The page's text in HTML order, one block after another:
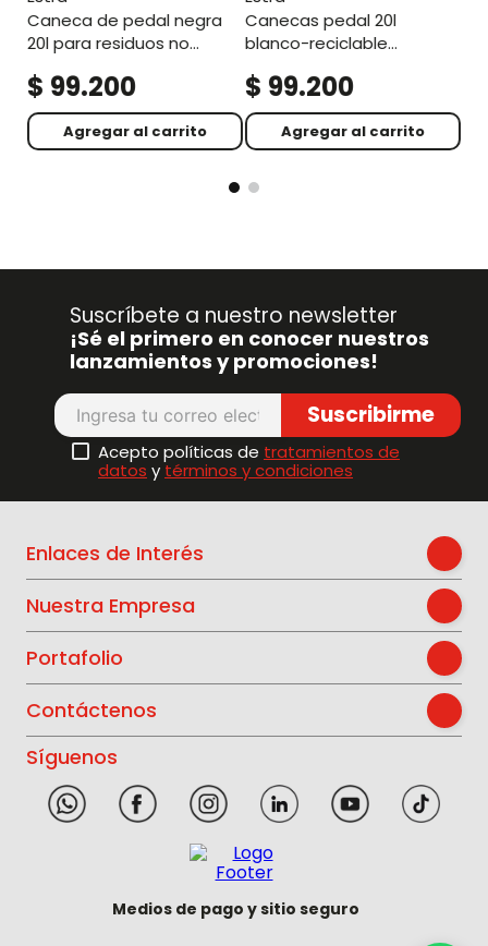
caneca de pedal negra
20l para residuos no
$ 99.200
Agregar al carrito
canecas pedal 20l
blanco-reciclable
$ 99.200
Agregar al carrito
Suscríbete a nuestro newsletter
¡Sé el primero en conocer nuestros
lanzamientos y promociones!
Suscribirme
Acepto políticas de tratamientos de
datos y términos y condiciones
Enlaces de Interés
Nuestra Empresa
Portafolio
Contáctenos
Síguenos
Medios de pago y sitio seguro